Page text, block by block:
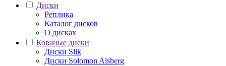
Диски
Реплика
Каталог дисков
О дисках
Кованые диски
Диски Slik
Диски Solomon Alsberg